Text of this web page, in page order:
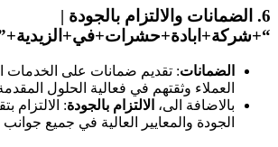
6. الضمانات والالتزام بالجودة |
الضمانات: تقديم ضمانات على الخدمات
العملاء وثقتهم في فعالية الحلول
بالاضافة الى، الالتزام بالجودة: الالتزام
الجودة والمعايير العالية في جميع